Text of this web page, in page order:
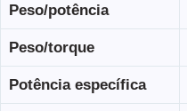
Peso/potência
Peso/torque
Potência específica